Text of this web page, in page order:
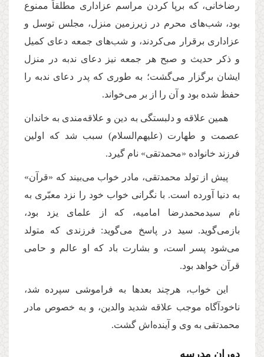
رضاخانى، كه برپا كردن مراسم عزادارى مطلقاً ممنوع
بود، شب‌هاى محرم در زیرزمین منزل، مجلس توسل و
عزادارى برقرار مى‌كردند، و شب‌هاى جمعه دعاى كمیل
و ذكر حدیث و صبح هر جمعه نیز دعاى ندبه در منزل
ایشان برگزار مى‌گشت؛ به طورى كه پدر دعاى ندبه را
حفظ شده بود و آن را از بر مى‌خواند.
همین علاقه و دلبستگى به دین و علاقه‌مندى به خاندان
عصمت و طهارت (علیهم‌السلام)‌ سبب شد كه اولین
فرزند خانواده «محمدتقى» نام گیرد.
پیش از تولد محمدتقى، مادر خواب مى‌بیند كه «قرآن»
به دنیا آورده است. با نگرانى خواب خود را نزد معبّرى به
نام سیدمحمدرضا امامیه، كه از علماى یزد بود،
بازمى‌گوید. سید در پاسخ مى‌گوید: فرزندى كه متولد
مى‌شود پسر است، و بشارت باد كه او عالم و حامى
قرآن خواهد بود.
این خواب، هرچند بعدها به فراموشى سپرده شد،
ناخودآگاه موجب علاقه شدید والدین، و به خصوص مادر
محمدتقى به وى و آینده‌اش گشت.
دوران مدرسه